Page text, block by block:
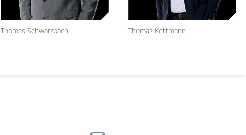
Thomas Schwarzbach Thomas Kettmann